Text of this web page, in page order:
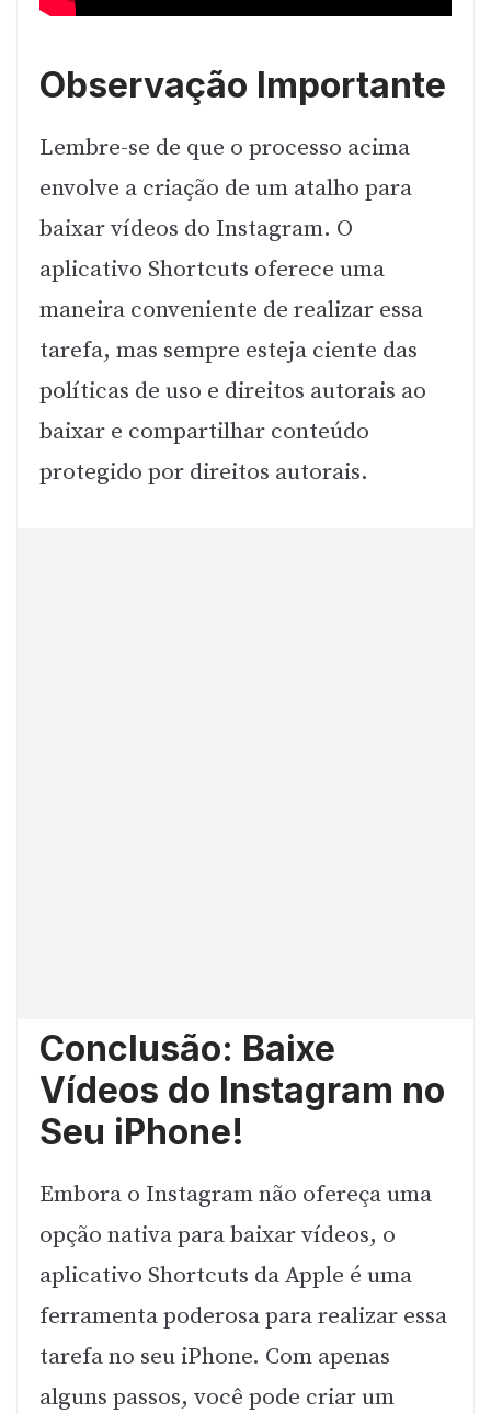
Observação Importante
Lembre-se de que o processo acima
envolve a criação de um atalho para
baixar vídeos do Instagram. O
aplicativo Shortcuts oferece uma
maneira conveniente de realizar essa
tarefa, mas sempre esteja ciente das
políticas de uso e direitos autorais ao
baixar e compartilhar conteúdo
protegido por direitos autorais.
Conclusão: Baixe
Vídeos do Instagram no
Seu iPhone!
Embora o Instagram não ofereça uma
opção nativa para baixar vídeos, o
aplicativo Shortcuts da Apple é uma
ferramenta poderosa para realizar essa
tarefa no seu iPhone. Com apenas
alguns passos, você pode criar um